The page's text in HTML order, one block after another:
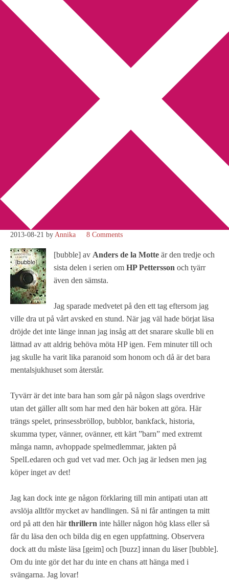
och kulturblogg
Deckare, kriminalromaner, thrillers
Hem Författarfemman
Webbshop Amazon
Bokbloggsjerka Bloggmaraton
Kriminalroman Min tv-blogg
You are here: /Recension: [bubble] av Anders de
la Motte
Recension: [bubble] av
Anders de la Motte
2013-08-21 by Annika 8 Comments
[bubble] av Anders de la Motte är den tredje och
sista delen i serien om HP Pettersson och tyärr
även den sämsta.
Jag sparade medvetet på den ett tag eftersom jag
ville dra ut på vårt avsked en stund. När jag väl hade börjat läsa
dröjde det inte länge innan jag insåg att det snarare skulle bli en
lättnad av att aldrig behöva möta HP igen. Fem minuter till och
jag skulle ha varit lika paranoid som honom och då är det bara
mentalsjukhuset som återstår.
Tyvärr är det inte bara han som går på någon slags overdrive
utan det gäller allt som har med den här boken att göra. Här
trängs spelet, prinsessbröllop, bubblor, bankfack, historia,
skumma typer, vänner, ovänner, ett kärt ”barn” med extremt
många namn, avhoppade spelmedlemmar, jakten på
SpelLedaren och gud vet vad mer. Och jag är ledsen men jag
köper inget av det!
Jag kan dock inte ge någon förklaring till min antipati utan att
avslöja alltför mycket av handlingen. Så ni får antingen ta mitt
ord på att den härthrillern inte håller någon hög klass eller så
får du läsa den och bilda dig en egen uppfattning. Observera
dock att du måste läsa [geim] och [buzz] innan du läser [bubble].
Om du inte gör det har du inte en chans att hänga med i
svängarna. Jag lovar!